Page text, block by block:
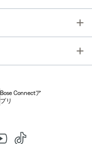
Bose Connectア
プリ